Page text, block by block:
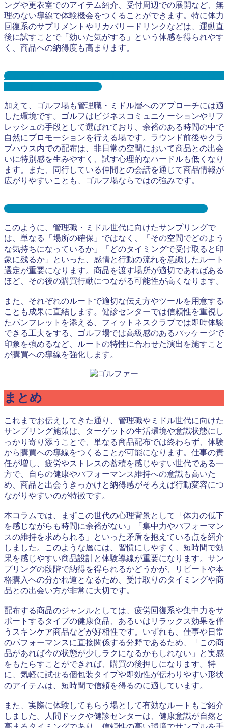
ングや更衣室でのアイテム紹介、受付周辺での展開など、無
理のない導線で体験機会をつくることができます。特に体力
回復系のサプリメントやリカバリードリンクなどは、運動直
後に試すことで「効いた気がする」という体感を得られやす
く、商品への納得度も高まります。
ジム・スポーツジム・フィットネスジムサンプリングとは？
メリット３選と事例を紹介
加えて、ゴルフ場も管理職・ミドル層へのアプローチには適
した環境です。ゴルフはビジネスコミュニケーションやリフ
レッシュの手段として選ばれており、余裕のある時間の中で
自然にプロモーションを行える場です。ラウンド前後やクラ
ブハウス内での配布は、非日常の空間において商品との出会
いに特別感を生みやすく、試す心理的なハードルも低くなり
ます。また、同行している仲間との会話を通じて商品情報が
広がりやすいことも、ゴルフ場ならではの強みです。
ゴルフ場サンプリングとは？メリット３選と事例を紹介
このように、管理職・ミドル世代に向けたサンプリングで
は、単なる「場所の確保」ではなく、「その空間でどのよう
な気持ちになっているか」「どのタイミングで受け取ると印
象に残るか」といった、感情と行動の流れを意識したルート
選定が重要になります。商品を渡す場所が適切であればある
ほど、その後の購買行動につながる可能性が高くなります。
また、それぞれのルートで適切な伝え方やツールを用意する
ことも成果に直結します。健診センターでは信頼性を重視し
たパンフレットを添える、フィットネスクラブでは即時体験
できる工夫をする、ゴルフ場では高級感のあるパッケージで
印象を強めるなど、ルートの特性に合わせた演出を施すこと
が購買への導線を強化します。
まとめ
これまでお伝えしてきた通り、管理職やミドル世代に向けた
サンプリング施策は、ターゲットの生活環境や意識状態にし
っかり寄り添うことで、単なる商品配布では終わらず、体験
から購買への導線をつくることが可能になります。仕事の責
任が増し、疲労やストレスの蓄積を感じやすい世代である一
方で、自らの健康やパフォーマンス維持への意識も高いた
め、商品と出会うきっかけと納得感がそろえば行動変容につ
ながりやすいのが特徴です。
本コラムでは、まずこの世代の心理背景として「体力の低下
を感じながらも時間に余裕がない」「集中力やパフォーマン
スの維持を求められる」といった矛盾を抱えている点を紹介
しました。このような層には、習慣にしやすく、短時間で効
果を感じやすい商品設計と体験導線が重要になります。サン
プリングの段階で納得を得られるかどうかが、リピートや本
格購入への分かれ道となるため、受け取りのタイミングや商
品との出会い方が非常に大切です。
配布する商品のジャンルとしては、疲労回復系や集中力をサ
ポートするタイプの健康食品、あるいはリラックス効果を伴
うスキンケア商品などが好相性です。いずれも、仕事や日常
のパフォーマンスに直接関係する分野であるため、「この商
品があれば今の状態が少しラクになるかもしれない」と実感
をもたらすことができれば、購買の後押しになります。特
に、気軽に試せる個包装タイプや即効性が伝わりやすい形状
のアイテムは、短時間で信頼を得るのに適しています。
また、実際に体験してもらう場として有効なルートもご紹介
しました。人間ドックや健診センターは、健康意識が自然と